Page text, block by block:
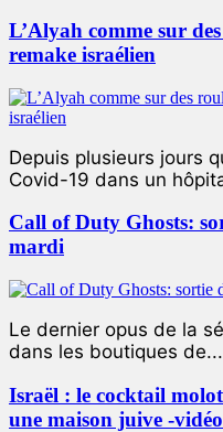
L’Alyah comme sur
remake israélien
Depuis plusieurs jours
Covid-19 dans un
Call of Duty Ghosts:
mardi
Le dernier opus de la
dans les boutiques de...
Israël : le cocktail
une maison juive -